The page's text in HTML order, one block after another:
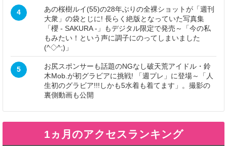
4
あの桜樹ルイ(55)の28年ぶりの全裸ショットが「週刊
大衆」の袋とじに! 長らく絶版となっていた写真集
「櫻 - SAKURA -」もデジタル限定で発売～「今の私
もみたい！という声に調子にのってしまいました
(^◇^;)」
5
お尻スポンサーも話題のNGなし破天荒アイドル・鈴
木Mob.が初グラビアに挑戦! 「週プレ」に登場～「人
生初のグラビア!!!しかも5水着も着てます」。撮影の
裏側動画も公開
1ヵ月のアクセスランキング